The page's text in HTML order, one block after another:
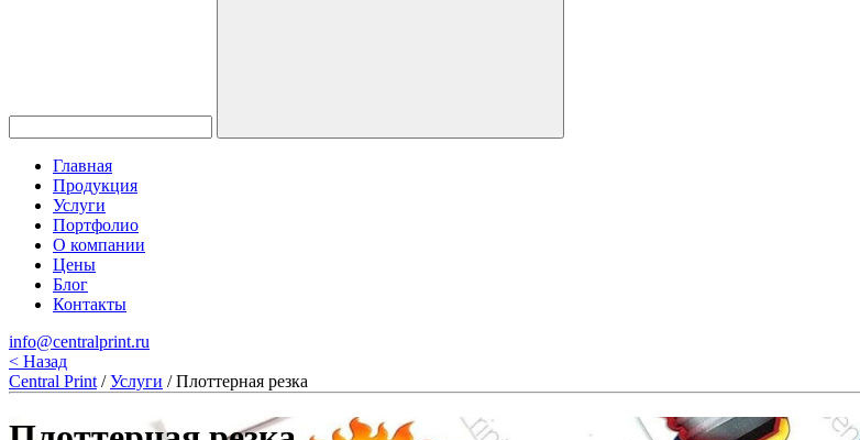
Главная
Продукция
Услуги
Портфолио
О компании
Цены
Блог
Контакты
info@centralprint.ru
< Назад
Central Print /Услуги /Плоттерная резка